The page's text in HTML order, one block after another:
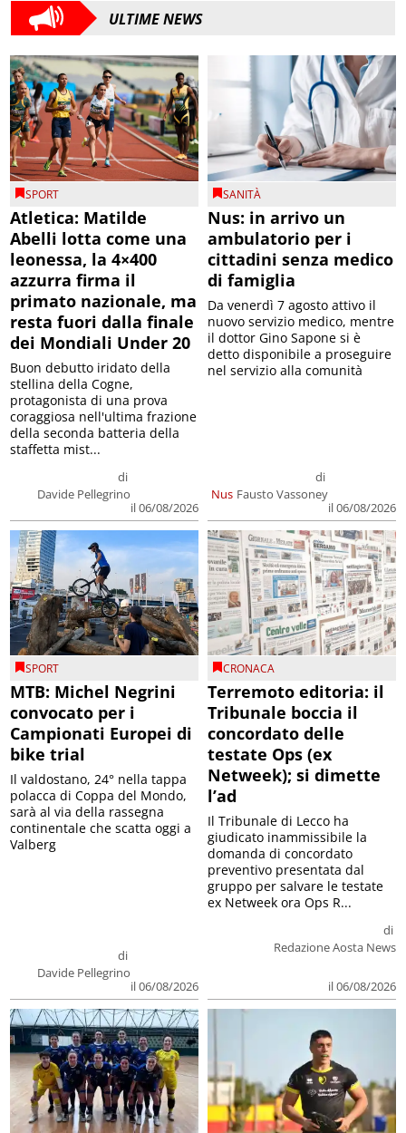
ULTIME NEWS
SPORT
Atletica: Matilde
Abelli lotta come una
leonessa, la 4×400
azzurra firma il
primato nazionale, ma
resta fuori dalla finale
dei Mondiali Under 20
di
Davide Pellegrino
il 06/08/2026
Buon debutto iridato della
stellina della Cogne,
protagonista di una prova
coraggiosa nell'ultima frazione
della seconda batteria della
staffetta mist...
SANITÀ
Nus: in arrivo un
ambulatorio per i
cittadini senza medico
di famiglia
Nus
di
Fausto Vassoney
il 06/08/2026
Da venerdì 7 agosto attivo il
nuovo servizio medico, mentre
il dottor Gino Sapone si è
detto disponibile a proseguire
nel servizio alla comunità
SPORT
MTB: Michel Negrini
convocato per i
Campionati Europei di
bike trial
di
Davide Pellegrino
il 06/08/2026
Il valdostano, 24° nella tappa
polacca di Coppa del Mondo,
sarà al via della rassegna
continentale che scatta oggi a
Valberg
CRONACA
Terremoto editoria: il
Tribunale boccia il
concordato delle
testate Ops (ex
Netweek); si dimette
l’ad
di
Redazione Aosta News
il 06/08/2026
Il Tribunale di Lecco ha
giudicato inammissibile la
domanda di concordato
preventivo presentata dal
gruppo per salvare le testate
ex Netweek ora Ops R...